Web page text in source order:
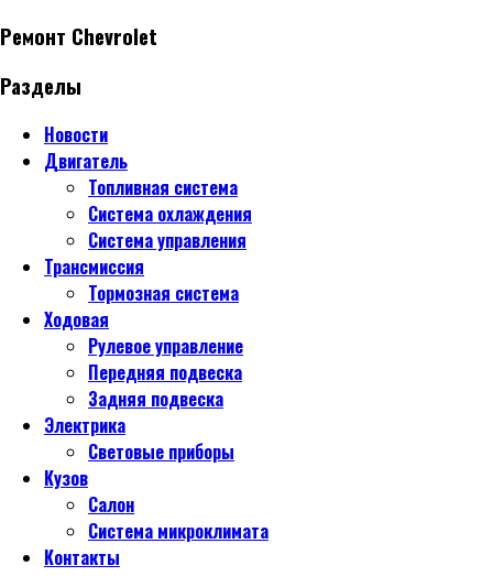
Ремонт Chevrolet
Разделы
Новости
Двигатель
Топливная система
Система охлаждения
Система управления
Трансмиссия
Тормозная система
Ходовая
Рулевое управление
Передняя подвеска
Задняя подвеска
Электрика
Световые приборы
Кузов
Салон
Система микроклимата
Контакты